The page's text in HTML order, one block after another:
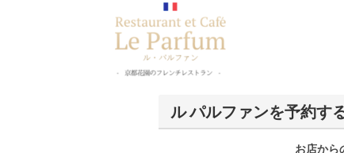
ル パルファンを予約す
お店から